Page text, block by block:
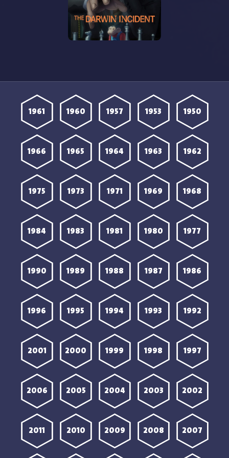
1950
1953
1957
1960
1961
1962
1963
1964
1965
1966
1968
1969
1971
1973
1975
1977
1980
1981
1983
1984
1986
1987
1988
1989
1990
1992
1993
1994
1995
1996
1997
1998
1999
2000
2001
2002
2003
2004
2005
2006
2007
2008
2009
2010
2011